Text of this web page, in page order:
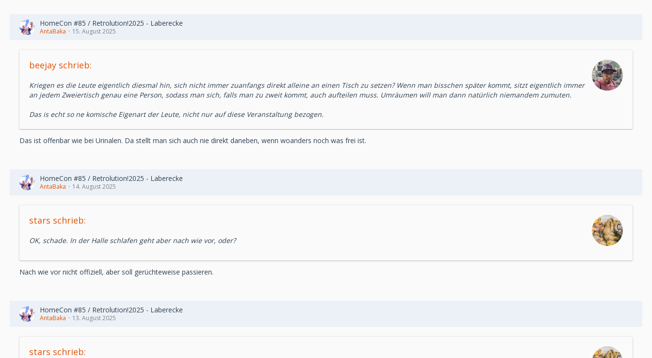
HomeCon #85 / Retrolution!2025 - Laberecke
AntaBaka 15. August 2025
beejay schrieb:
Kriegen es die Leute eigentlich diesmal hin, sich nicht immer zuanfangs direkt alleine an einen Tisch zu setzen? Wenn man bisschen später kommt, sitzt eigentlich immer
an jedem Zweiertisch genau eine Person, sodass man sich, falls man zu zweit kommt, auch aufteilen muss. Umräumen will man dann natürlich niemandem zumuten.
Das is echt so ne komische Eigenart der Leute, nicht nur auf diese Veranstaltung bezogen.
Das ist offenbar wie bei Urinalen. Da stellt man sich auch nie direkt daneben, wenn woanders noch was frei ist.
HomeCon #85 / Retrolution!2025 - Laberecke
AntaBaka 14. August 2025
stars schrieb:
OK, schade. In der Halle schlafen geht aber nach wie vor, oder?
Nach wie vor nicht offiziell, aber soll gerüchteweise passieren.
HomeCon #85 / Retrolution!2025 - Laberecke
AntaBaka 13. August 2025
stars schrieb: